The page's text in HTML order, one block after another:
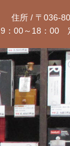
房
住所 / 〒036-
：00～18：00